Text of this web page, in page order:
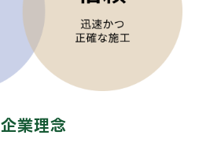
企業理念